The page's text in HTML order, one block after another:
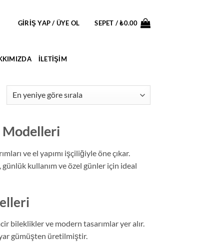
GIRIŞ YAP / ÜYE OL SEPET /₺0.00
İLETIŞIM
yeniye
ve el yapımı işçiliğiyle öne çıkar.
kullanım ve özel günler için ideal
bileklikler ve modern tasarımlar yer alır.
gümüşten üretilmiştir.